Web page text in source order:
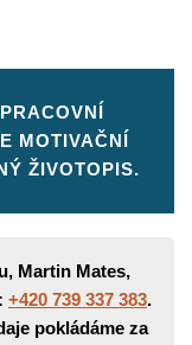
MOTIVAČNÍ
ŽIVOTOPIS.
Martin Mates,
+420 739 337 383.
pokládáme za